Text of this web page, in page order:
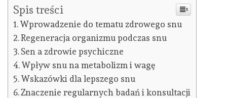
Spis treści
Wprowadzenie do tematu zdrowego snu
Regeneracja organizmu podczas snu
Sen a zdrowie psychiczne
Wpływ snu na metabolizm i wagę
Wskazówki dla lepszego snu
Znaczenie regularnych badań i konsultacji